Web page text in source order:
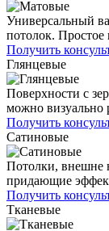
Универсальный
потолок. Простое
Получить
Глянцевые
Поверхности с
можно визуально
Получить
Сатиновые
Потолки, внешне
придающие
Получить
Тканевые